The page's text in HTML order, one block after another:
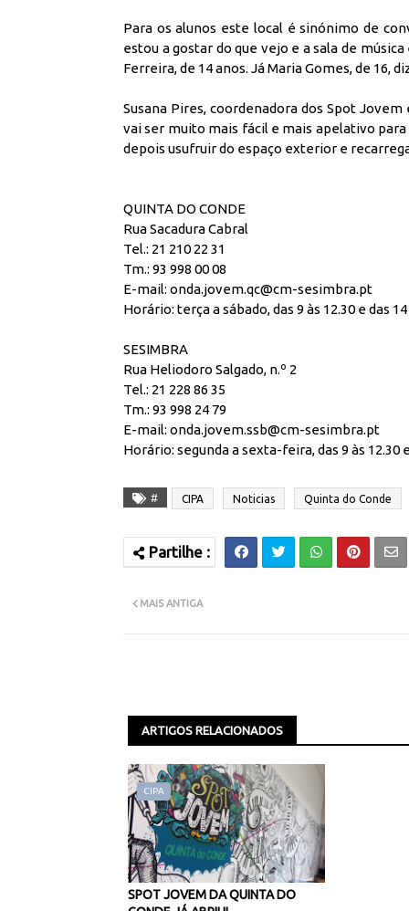
Para os alunos este local é sinónimo de
estou a gostar do que vejo e a sala de
Ferreira, de 14 anos. Já Maria Gomes, de 16,
Susana Pires, coordenadora dos Spot
vai ser muito mais fácil e mais apelativo
depois usufruir do espaço exterior e
QUINTA DO CONDE
Rua Sacadura Cabral
Tel.: 21 210 22 31
Tm.: 93 998 00 08
E-mail: onda.jovem.qc@cm-sesimbra.pt
Horário: terça a sábado, das 9 às 12.30 e das
SESIMBRA
Rua Heliodoro Salgado, n.º 2
Tel.: 21 228 86 35
Tm.: 93 998 24 79
E-mail: onda.jovem.ssb@cm-sesimbra.pt
Horário: segunda a sexta-feira, das 9 às 12.30
# CIPA Noticias Quinta do Conde
MAIS ANTIGA
ARTIGOS RELACIONADOS
CIPA
SPOT JOVEM DA QUINTA DO